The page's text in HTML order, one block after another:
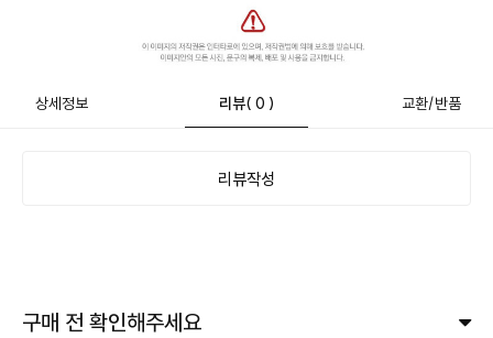
상세정보 리뷰( 0 ) 교환/반품
리뷰작성
구매 전 확인해주세요